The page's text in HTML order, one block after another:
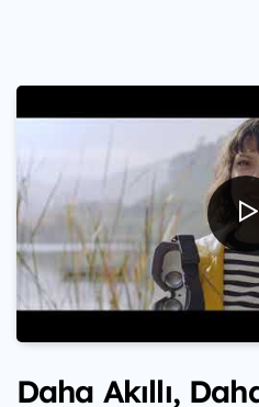
Daha Akıllı,